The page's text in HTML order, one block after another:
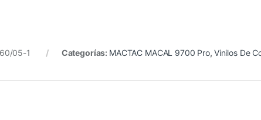
05-1 Categorías: MACTAC MACAL 9700 Pro, Vinilos De